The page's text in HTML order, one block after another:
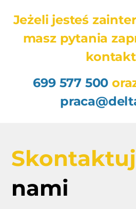
Jeżeli jesteś
masz pytania
699 577 500
Skontaktuj
nami